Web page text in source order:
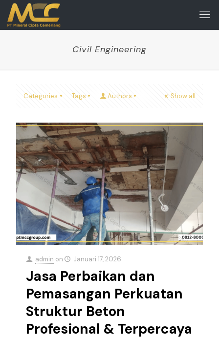
Civil Engineering
Categories Tags Authors Show all
admin on Januari 17, 2026
Jasa Perbaikan dan
Pemasangan Perkuatan
Struktur Beton
Profesional & Terpercaya